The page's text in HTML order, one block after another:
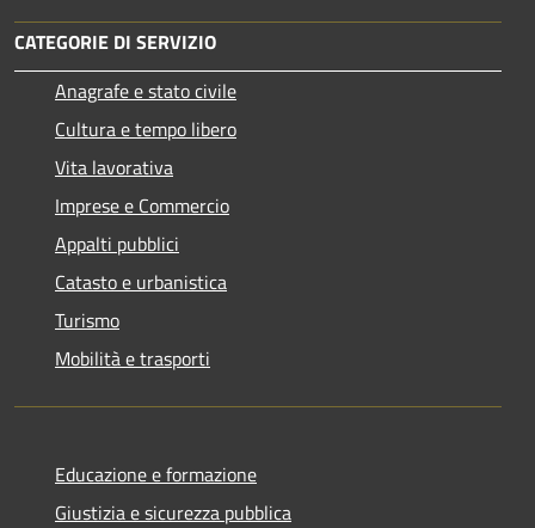
CATEGORIE DI SERVIZIO
Anagrafe e stato civile
Cultura e tempo libero
Vita lavorativa
Imprese e Commercio
Appalti pubblici
Catasto e urbanistica
Turismo
Mobilità e trasporti
Educazione e formazione
Giustizia e sicurezza pubblica